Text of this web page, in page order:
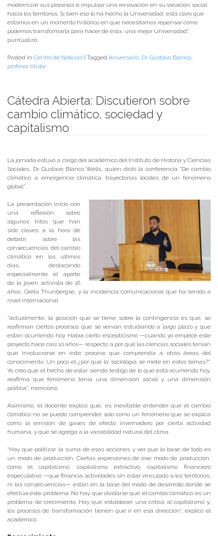
modernizar sus procesos e impulsar una renovación en su vocación social
hacia los territorios. Si bien eso lo ha hecho la Universidad, está claro que
estamos en un momento histórico en que necesitamos repensar cómo
podemos transformarla para hacer de ésta, una mejor Universidad”,
puntualizó.
Posted in Centro de Noticias | Tagged Aniversario Dr. Gustavo Blanco
profesor titular
Cátedra Abierta: Discutieron sobre
cambio climático, sociedad y
capitalismo
La jornada estuvo a cargo del académico del Instituto de Historia y Ciencias
Sociales, Dr. Gustavo Blanco Wells, quien dictó la conferencia “De cambio
climático a emergencia climática: trayectorias locales de un fenómeno
global”.
La presentación inició con
una reflexión sobre
algunos hitos que han
sido claves a la hora de
debatir sobre las
consecuencias del cambio
climático en los últimos
días, destacando
especialmente el aporte
de la joven activista de 16
años, Greta Thunbergse, y la incidencia comunicacional que ha tenido a
nivel internacional.
“actualmente, la posición que se tiene sobre la contingencia es que, se
reafirman ciertos procesos que se venían estudiando a largo plazo y que
están ocurriendo hoy. Había cierto escepticismo —cuando yo empecé este
proyecto hace casi 10 años— respecto a por qué las ciencias sociales tenían
que involucrarse en este proceso que comprendía a otras áreas del
conocimiento. Un poco el ¿por qué la sociología se mete en estos temas?”.
Yo creo que el hecho de estar siendo testigo de lo que está ocurriendo hoy,
reafirma que fenómeno tenía una dimensión social y una dimensión
política”, mencionó.
Asimismo, el docente explicó que, es inevitable entender que el cambio
climático no se puede comprender solo como un fenómeno que se explica
como la emisión de gases de efecto invernadero por cierta actividad
humana, y que se agrega a la variabilidad natural del clima.
“Hay que politizar la suma de esas acciones y ver que la base de todo es
un modo de producción. Ciertas expresiones de ese modo de producción,
como el capitalismo, capitalismo extractivo, capitalismo financiero
especulativo —que financia actividades sin estar vinculado a los territorios,
ni las consecuencias— están en la base del modo de desarrollo donde se
efectúa este problema. No hay que olvidarse que el cambio climático es un
problema de crecimiento. Hay que establecer una crítica al capitalismo y,
los procesos de transformación tienen que ir en esa dirección”, explicó el
académico.